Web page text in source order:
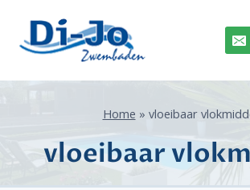
inhoud
Home » vloeibaar
vloeibaar